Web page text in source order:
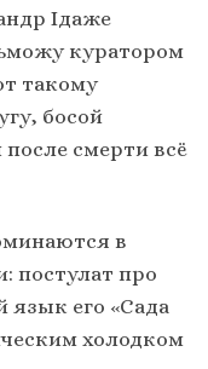
Iдаже
куратором
такому
босой
смерти всё
в
постулат про
язык его «Сада
холодком